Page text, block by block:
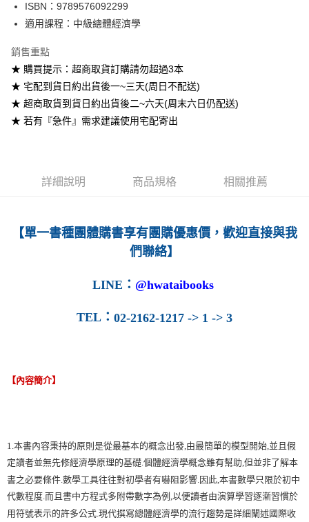
每筆NT$60
7-11取貨付款
每筆NT$60
宅配-台灣本島
每筆NT$160
ISBN：9789576092299
適用課程：中級總體經濟學
銷售重點
★ 購買提示：超商取貨訂購請勿超過3本
★ 宅配到貨日約出貨後一~三天(周日不配送)
★ 超商取貨到貨日約出貨後二~六天(周末六日仍配送)
★ 若有『急件』需求建議使用宅配寄出
詳細說明 商品規格 相關推薦
【單一書種團體購書享有團購優惠價，歡迎直接與我
們聯絡】
LINE ： @hwataibooks
TEL ： 02-2162-1217 -> 1 -> 3
【內容簡介】
1.本書內容秉持的原則是從最基本的概念出發,由最簡單的模型開始,並且假
定讀者並無先修經濟學原理的基礎.個體經濟學概念雖有幫助,但並非了解本
書之必要條件.數學工具往往對初學者有嚇阻影響.因此,本書數學只限於初中
代數程度.而且書中方程式多附帶數字為例,以便讀者由演算學習逐漸習慣於
用符號表示的許多公式.現代撰寫總體經濟學的流行趨勢是詳細闡述國際收